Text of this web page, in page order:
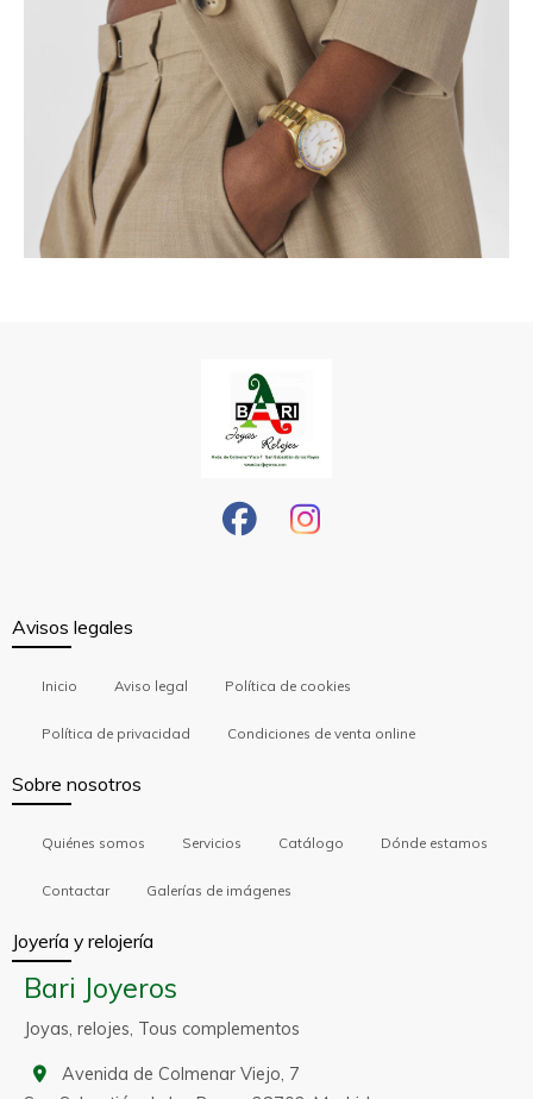
Avisos legales
Inicio Aviso legal Política de cookies
Política de privacidad Condiciones de venta online
Sobre nosotros
Quiénes somos Servicios Catálogo Dónde estamos
Contactar Galerías de imágenes
Joyería y relojería
Bari Joyeros
Joyas, relojes, Tous complementos
Avenida de Colmenar Viejo, 7